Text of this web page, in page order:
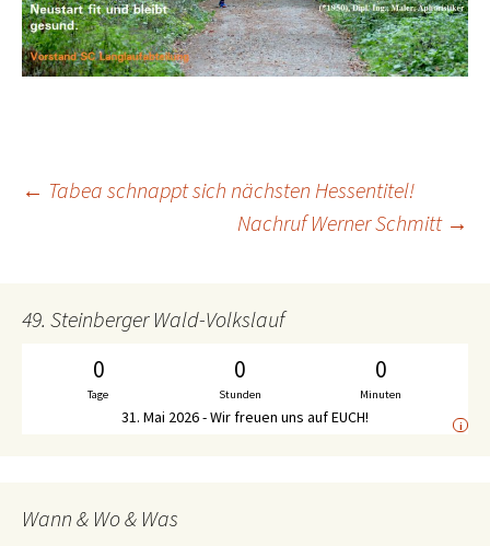
Beitrags-
← Tabea schnappt sich nächsten Hessentitel!
Nachruf Werner Schmitt →
49. Steinberger Wald-Volkslauf
0
Tage
0
Stunden
0
Minuten
31. Mai 2026 - Wir freuen uns auf EUCH! i
Wann & Wo & Was